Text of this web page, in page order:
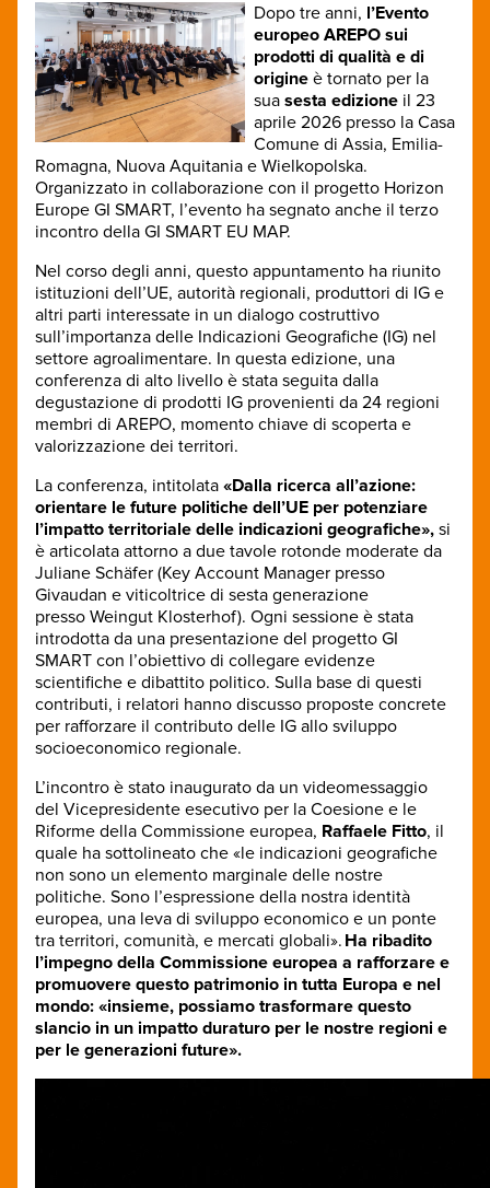
Dopo tre anni, l’Evento
europeo AREPO sui
prodotti di qualità e di
origine è tornato per la
sua sesta edizione il 23
aprile 2026 presso la Casa
Comune di Assia, Emilia-
Romagna, Nuova Aquitania e Wielkopolska.
Organizzato in collaborazione con il progetto Horizon
Europe GI SMART, l’evento ha segnato anche il terzo
incontro della GI SMART EU MAP.
Nel corso degli anni, questo appuntamento ha riunito
istituzioni dell’UE, autorità regionali, produttori di IG e
altri parti interessate in un dialogo costruttivo
sull’importanza delle Indicazioni Geografiche (IG) nel
settore agroalimentare. In questa edizione, una
conferenza di alto livello è stata seguita dalla
degustazione di prodotti IG provenienti da 24 regioni
membri di AREPO, momento chiave di scoperta e
valorizzazione dei territori.
La conferenza, intitolata «Dalla ricerca all’azione:
orientare le future politiche dell’UE per potenziare
l’impatto territoriale delle indicazioni geografiche», si
è articolata attorno a due tavole rotonde moderate da
Juliane Schäfer (Key Account Manager presso
Givaudan e viticoltrice di sesta generazione
presso Weingut Klosterhof). Ogni sessione è stata
introdotta da una presentazione del progetto GI
SMART con l’obiettivo di collegare evidenze
scientifiche e dibattito politico. Sulla base di questi
contributi, i relatori hanno discusso proposte concrete
per rafforzare il contributo delle IG allo sviluppo
socioeconomico regionale.
L’incontro è stato inaugurato da un videomessaggio
del Vicepresidente esecutivo per la Coesione e le
Riforme della Commissione europea, Raffaele Fitto, il
quale ha sottolineato che «le indicazioni geografiche
non sono un elemento marginale delle nostre
politiche. Sono l’espressione della nostra identità
europea, una leva di sviluppo economico e un ponte
tra territori, comunità, e mercati globali». Ha ribadito
l’impegno della Commissione europea a rafforzare e
promuovere questo patrimonio in tutta Europa e nel
mondo: «insieme, possiamo trasformare questo
slancio in un impatto duraturo per le nostre regioni e
per le generazioni future».